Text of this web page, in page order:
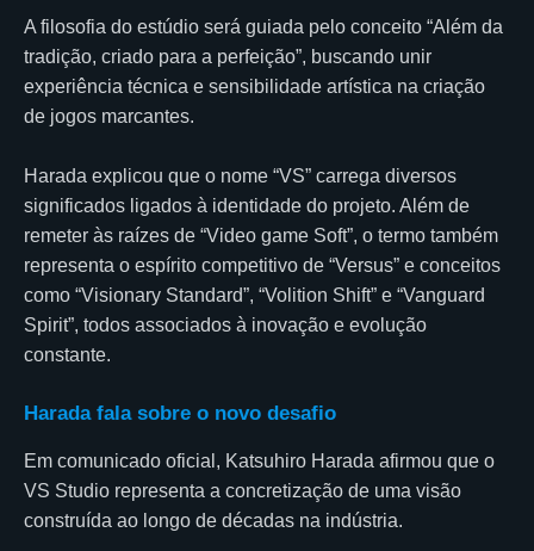
A filosofia do estúdio será guiada pelo conceito “Além da
tradição, criado para a perfeição”, buscando unir
experiência técnica e sensibilidade artística na criação
de jogos marcantes.
Harada explicou que o nome “VS” carrega diversos
significados ligados à identidade do projeto. Além de
remeter às raízes de “Video game Soft”, o termo também
representa o espírito competitivo de “Versus” e conceitos
como “Visionary Standard”, “Volition Shift” e “Vanguard
Spirit”, todos associados à inovação e evolução
constante.
Harada fala sobre o novo desafio
Em comunicado oficial, Katsuhiro Harada afirmou que o
VS Studio representa a concretização de uma visão
construída ao longo de décadas na indústria.